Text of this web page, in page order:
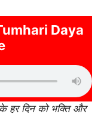
Daya
दिन को भक्ति और